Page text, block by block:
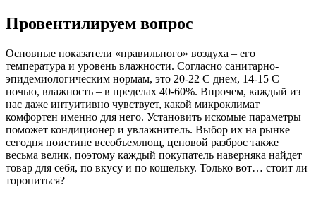
Провентилируем вопрос
Основные показатели «правильного» воздуха – его
температура и уровень влажности. Согласно санитарно-
эпидемиологическим нормам, это 20-22 С днем, 14-15 С
ночью, влажность – в пределах 40-60%. Впрочем, каждый из
нас даже интуитивно чувствует, какой микроклимат
комфортен именно для него. Установить искомые параметры
поможет кондиционер и увлажнитель. Выбор их на рынке
сегодня поистине всеобъемлющ, ценовой разброс также
весьма велик, поэтому каждый покупатель наверняка найдет
товар для себя, по вкусу и по кошельку. Только вот… стоит ли
торопиться?